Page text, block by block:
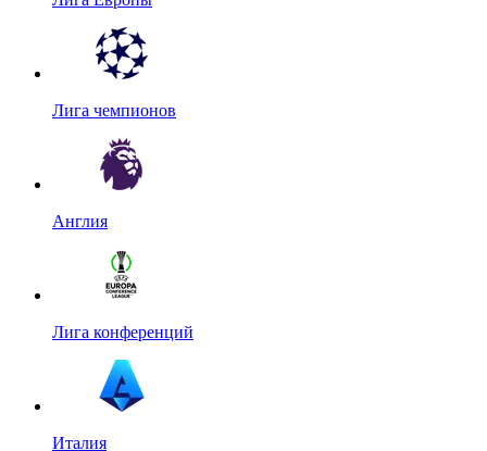
Лига чемпионов
Англия
Лига конференций
Италия